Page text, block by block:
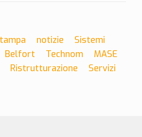
notizie
Sistemi
Belfort Technom
MASE
Ristrutturazione Servizi